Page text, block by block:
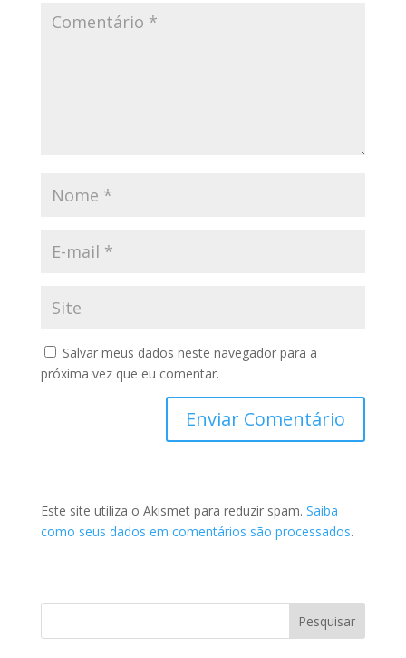
Salvar meus dados neste navegador para a
próxima vez que eu comentar.
Este site utiliza o Akismet para reduzir spam. Saiba
como seus dados em comentários são processados.